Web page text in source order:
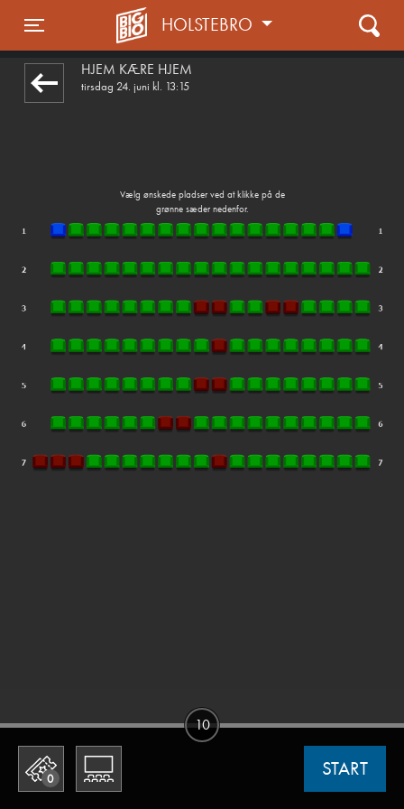
Toggle navigation
HOLSTEBRO
HJEM KÆRE HJEM
tirsdag 24. juni kl. 13:15
Vælg ønskede pladser ved at klikke på de
grønne sæder nedenfor.
0 START
10
front03-cc 070459